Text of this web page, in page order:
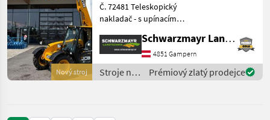
Nový stroj
Č. 72481 Teleskopický
nakladač - s upínacím
zdvihovou silou 2500 kg - s
výškou zdvihu 6 m - s
motorom Kohler St.V, 4-
valcový, 74 PS, s filt
Schwarzmayr Landtechnik GmbH - Gampern
4851 Gampern
Stroje na
stavbu /
Prémiový zlatý prodejce